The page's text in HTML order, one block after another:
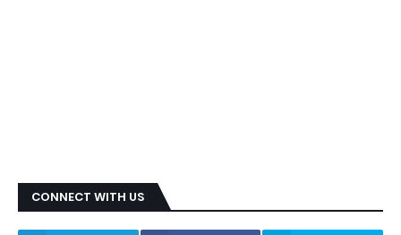
CONNECT WITH US